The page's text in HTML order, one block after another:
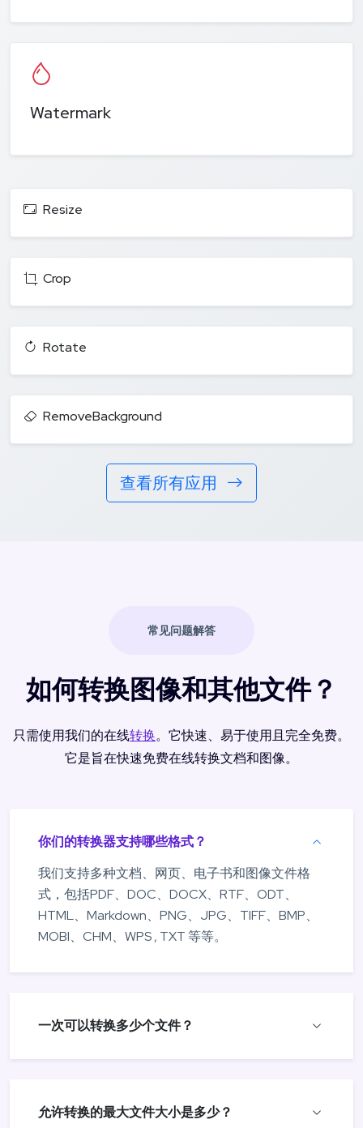
Watermark
Resize
Crop
Rotate
RemoveBackground
查看所有应用
常见问题解答
如何转换图像和其他文件？
只需使用我们的在线转换。它快速、易于使用且完全免费。
它是旨在快速免费在线转换文档和图像。
你们的转换器支持哪些格式？
我们支持多种文档、网页、电子书和图像文件格
式，包括PDF、DOC、DOCX、RTF、ODT、
HTML、Markdown、PNG、JPG、TIFF、BMP、
MOBI、CHM、WPS , TXT 等等。
一次可以转换多少个文件？
允许转换的最大文件大小是多少？